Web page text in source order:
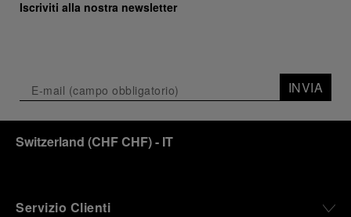
Iscriviti alla nostra newsletter
INVIA
Switzerland (CHF CHF)- IT
Servizio Clienti